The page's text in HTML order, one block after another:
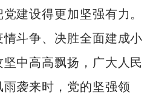
建设得更加坚强有力。
斗争、决胜全面建成小
中高高飘扬，广大人民
袭来时，党的坚强领